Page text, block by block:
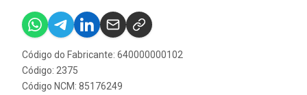
Código do Fabricante: 640000000102
Código: 2375
Código NCM: 85176249